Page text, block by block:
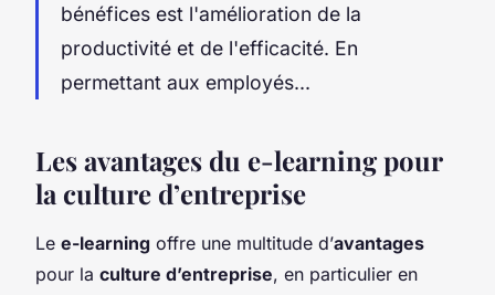
bénéfices est l'amélioration de la
productivité et de l'efficacité. En
permettant aux employés...
Les avantages du e-learning pour
la culture d’entreprise
Le e-learning offre une multitude d’avantages
pour la culture d’entreprise, en particulier en